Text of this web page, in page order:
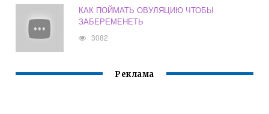
КАК ПОЙМАТЬ ОВУЛЯЦИЮ ЧТОБЫ
ЗАБЕРЕМЕНЕТЬ
3082
Реклама